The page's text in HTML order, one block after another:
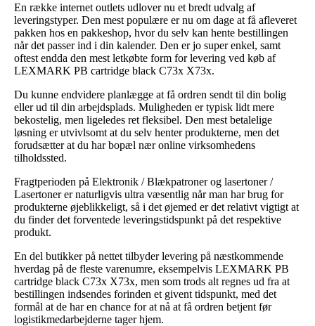
En række internet outlets udlover nu et bredt udvalg af
leveringstyper. Den mest populære er nu om dage at få afleveret
pakken hos en pakkeshop, hvor du selv kan hente bestillingen
når det passer ind i din kalender. Den er jo super enkel, samt
oftest endda den mest letkøbte form for levering ved køb af
LEXMARK PB cartridge black C73x X73x.
Du kunne endvidere planlægge at få ordren sendt til din bolig
eller ud til din arbejdsplads. Muligheden er typisk lidt mere
bekostelig, men ligeledes ret fleksibel. Den mest betalelige
løsning er utvivlsomt at du selv henter produkterne, men det
forudsætter at du har bopæl nær online virksomhedens
tilholdssted.
Fragtperioden på Elektronik / Blækpatroner og lasertoner /
Lasertoner er naturligvis ultra væsentlig når man har brug for
produkterne øjeblikkeligt, så i det øjemed er det relativt vigtigt at
du finder det forventede leveringstidspunkt på det respektive
produkt.
En del butikker på nettet tilbyder levering på næstkommende
hverdag på de fleste varenumre, eksempelvis LEXMARK PB
cartridge black C73x X73x, men som trods alt regnes ud fra at
bestillingen indsendes forinden et givent tidspunkt, med det
formål at de har en chance for at nå at få ordren betjent før
logistikmedarbejderne tager hjem.